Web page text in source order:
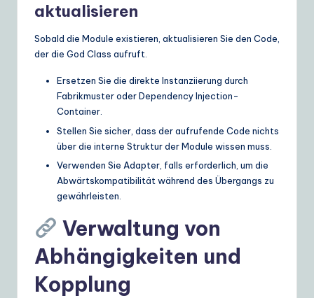
aktualisieren
Sobald die Module existieren, aktualisieren Sie den Code,
der die God Class aufruft.
Ersetzen Sie die direkte Instanziierung durch
Fabrikmuster oder Dependency Injection-
Container.
Stellen Sie sicher, dass der aufrufende Code nichts
über die interne Struktur der Module wissen muss.
Verwenden Sie Adapter, falls erforderlich, um die
Abwärtskompatibilität während des Übergangs zu
gewährleisten.
Verwaltung von
Abhängigkeiten und
Kopplung